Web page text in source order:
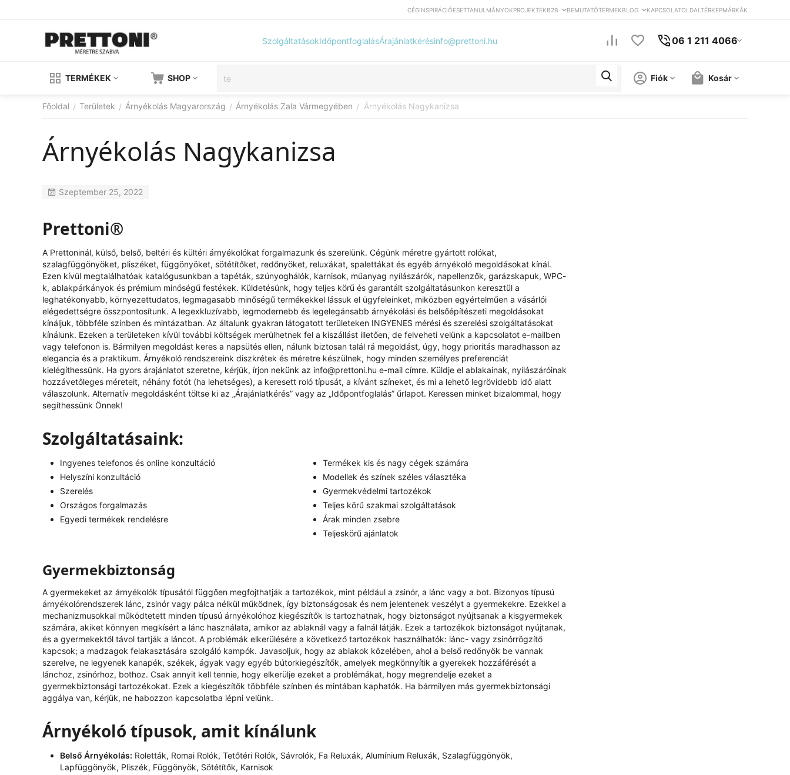
CÉGINSPIRÁCIÓESETTANULMÁNYOKPROJEKTEKB2B BEMUTATÓTERMEKBLOG KAPCSOLATOLDALTÉRKEPMÁRKÁK
SzolgáltatásokIdőpontfoglalásÁrajánlatkérésinfo@prettoni.hu 06 1 211 4066
TERMÉKEK SHOP Kosár
Fiók
Főoldal / Területek / Árnyékolás Magyarország / Árnyékolás Zala Vármegyében / Árnyékolás Nagykanizsa
Árnyékolás Nagykanizsa
Szeptember 25, 2022
Prettoni®
A Prettoninál, külső, belső, beltéri és kültéri árnyékolókat forgalmazunk és szerelünk. Cégünk méretre gyártott rolókat,
szalagfüggönyöket, pliszéket, függönyöket, sötétítőket, redőnyöket, reluxákat, spalettákat és egyéb árnyékoló megoldásokat kínál.
Ezen kívül megtalálhatóak katalógusunkban a tapéták, szúnyoghálók, karnisok, műanyag nyílászárók, napellenzők, garázskapuk, WPC-
k, ablakpárkányok és prémium minőségű festékek. Küldetésünk, hogy teljes körű és garantált szolgáltatásunkon keresztül a
leghatékonyabb, környezettudatos, legmagasabb minőségű termékekkel lássuk el ügyfeleinket, miközben egyértelműen a vásárlói
elégedettségre összpontosítunk. A legexkluzívabb, legmodernebb és legelegánsabb árnyékolási és belsőépítészeti megoldásokat
kínáljuk, többféle színben és mintázatban. Az általunk gyakran látogatott területeken INGYENES mérési és szerelési szolgáltatásokat
kínálunk. Ezeken a területeken kívül további költségek merülhetnek fel a kiszállást illetően, de felveheti velünk a kapcsolatot e-mailben
vagy telefonon is. Bármilyen megoldást keres a napsütés ellen, nálunk biztosan talál rá megoldást, úgy, hogy prioritás maradhasson az
elegancia és a praktikum. Árnyékoló rendszereink diszkrétek és méretre készülnek, hogy minden személyes preferenciát
kielégíthessünk. Ha gyors árajánlatot szeretne, kérjük, írjon nekünk az info@prettoni.hu e-mail címre. Küldje el ablakainak, nyílászáróinak
hozzávetőleges méreteit, néhány fotót (ha lehetséges), a keresett roló típusát, a kívánt színeket, és mi a lehető legrövidebb idő alatt
válaszolunk. Alternatív megoldásként töltse ki az „Árajánlatkérés” vagy az „Időpontfoglalás” űrlapot. Keressen minket bizalommal, hogy
segíthessünk Önnek!
Szolgáltatásaink:
Ingyenes telefonos és online konzultáció
Helyszíni konzultáció
Szerelés
Országos forgalmazás
Egyedi termékek rendelésre
Termékek kis és nagy cégek számára
Modellek és színek széles választéka
Gyermekvédelmi tartozékok
Teljes körű szakmai szolgáltatások
Árak minden zsebre
Teljeskörű ajánlatok
Gyermekbiztonság
A gyermekeket az árnyékolók típusától függően megfojthatják a tartozékok, mint például a zsinór, a lánc vagy a bot. Bizonyos típusú
árnyékolórendszerek lánc, zsinór vagy pálca nélkül működnek, így biztonságosak és nem jelentenek veszélyt a gyermekekre. Ezekkel a
mechanizmusokkal működtetett minden típusú árnyékolóhoz kiegészítők is tartozhatnak, hogy biztonságot nyújtsanak a kisgyermekek
számára, akiket könnyen megkísért a lánc használata, amikor az ablaknál vagy a falnál látják. Ezek a tartozékok biztonságot nyújtanak,
és a gyermekektől távol tartják a láncot. A problémák elkerülésére a következő tartozékok használhatók: lánc- vagy zsinórrögzítő
kapcsok; a madzagok felakasztására szolgáló kampók. Javasoljuk, hogy az ablakok közelében, ahol a belső redőnyök be vannak
szerelve, ne legyenek kanapék, székek, ágyak vagy egyéb bútorkiegészítők, amelyek megkönnyítik a gyerekek hozzáférését a
lánchoz, zsinórhoz, bothoz. Csak annyit kell tennie, hogy elkerülje ezeket a problémákat, hogy megrendelje ezeket a
gyermekbiztonsági tartozékokat. Ezek a kiegészítők többféle színben és mintában kaphatók. Ha bármilyen más gyermekbiztonsági
aggálya van, kérjük, ne habozzon kapcsolatba lépni velünk.
Árnyékoló típusok, amit kínálunk
Belső Árnyékolás: Roletták, Romai Rolók, Tetőtéri Rolók, Sávrolók, Fa Reluxák, Alumínium Reluxák, Szalagfüggönyök,
Lapfüggönyök, Pliszék, Függönyök, Sötétítők, Karnisok